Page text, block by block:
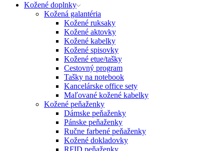
Kožené doplnky
Kožená galantéria
Kožené ruksaky
Kožené aktovky
Kožené kabelky
Kožené spisovky
Kožené etue/tašky
Cestovný program
Tašky na notebook
Kancelárske office sety
Maľované kožené kabelky
Kožené peňaženky
Dámske peňaženky
Pánske peňaženky
Ručne farbené peňaženky
Kožené dokladovky